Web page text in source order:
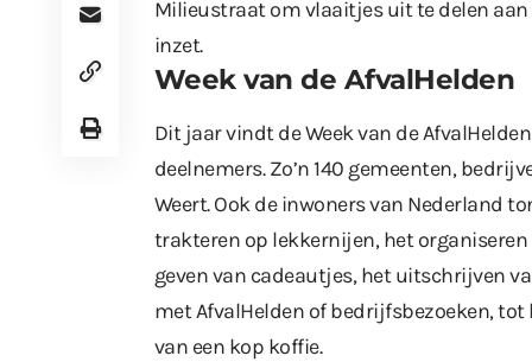
Milieustraat om vlaaitjes uit te delen
inzet.
Week van de AfvalHelden
Dit jaar vindt de Week van de
deelnemers. Zo’n 140 gemeenten,
Weert. Ook de inwoners van Nederland
trakteren op lekkernijen, het
geven van cadeautjes, het uitschrijven
met AfvalHelden of bedrijfsbezoeken,
van een kop koffie.